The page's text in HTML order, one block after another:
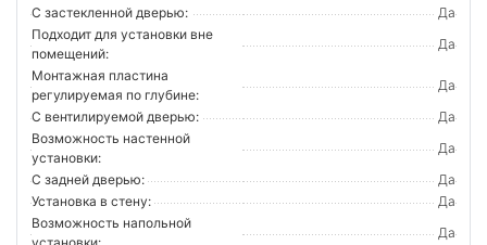
С застекленной дверью:
Да
Подходит для установки вне
помещений:
Да
Монтажная пластина
регулируемая по глубине:
Да
С вентилируемой дверью:
Да
Возможность настенной
установки:
Да
С задней дверью:
Да
Установка в стену:
Да
Возможность напольной
Да